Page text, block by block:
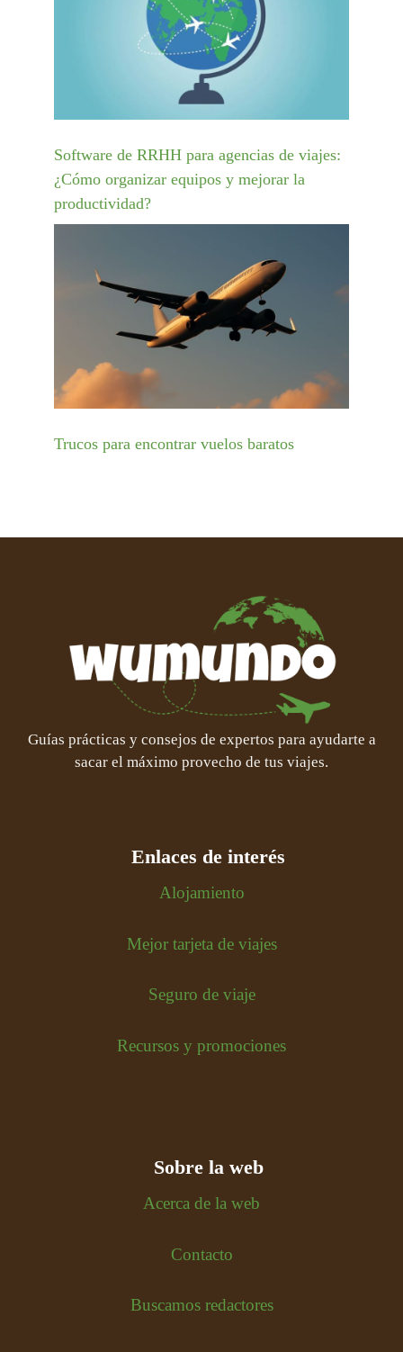
Software de RRHH para agencias de viajes:
¿Cómo organizar equipos y mejorar la
productividad?
Trucos para encontrar vuelos baratos
Guías prácticas y consejos de expertos para ayudarte a
sacar el máximo provecho de tus viajes.
Enlaces de interés
Alojamiento
Mejor tarjeta de viajes
Seguro de viaje
Recursos y promociones
Sobre la web
Acerca de la web
Contacto
Buscamos redactores